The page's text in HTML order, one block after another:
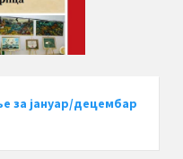
за јануар/децембар